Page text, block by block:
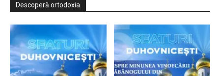
Descoperă ortodoxia